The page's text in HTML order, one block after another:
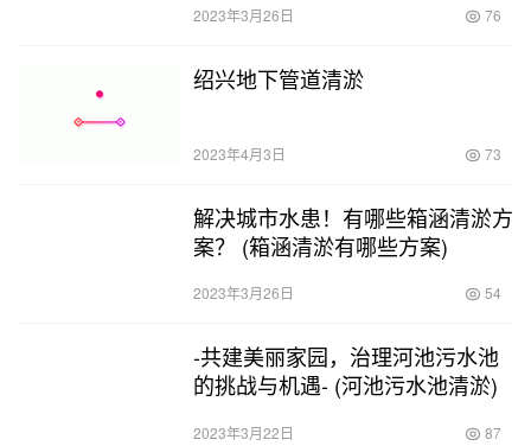
2023年3月26日 76
绍兴地下管道清淤
2023年4月3日 73
解决城市水患！有哪些箱涵清淤方
案？ (箱涵清淤有哪些方案)
2023年3月26日 54
-共建美丽家园，治理河池污水池
的挑战与机遇- (河池污水池清淤)
2023年3月22日 87